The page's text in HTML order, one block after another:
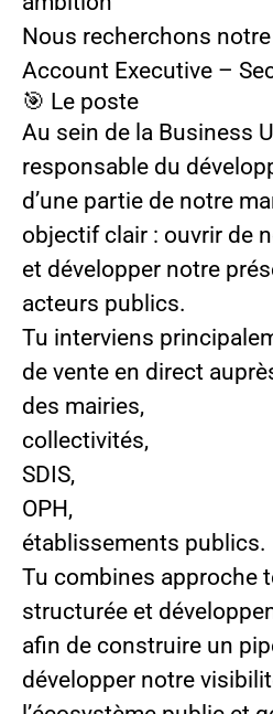
Nous recherchons
Account Executive –
🎯 Le poste
Au sein de la Business
responsable du
d’une partie de notre
objectif clair : ouvrir de
et développer notre
acteurs publics.
Tu interviens
de vente en direct
des mairies,
collectivités,
SDIS,
OPH,
établissements publics.
Tu combines approche
structurée et
afin de construire un
développer notre